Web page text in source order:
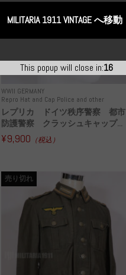
WWII GERMANY
Repro Hat and Cap Police and other
レプリカ ドイツ秩序警察 都市
防護警察 クラッシュキャップ...
¥9,900 （税込）
売り切れ
This popup will close in:14
MILITARIA 1911 VINTAGE へ移動